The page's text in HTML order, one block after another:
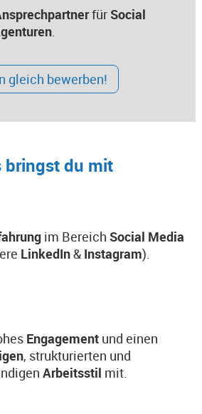
fürSocial
.
gleich bewerben!
bringst du mit
im Bereich Social Media
LinkedIn& Instagram).
Engagement und einen
, strukturierten und
Arbeitsstil mit.